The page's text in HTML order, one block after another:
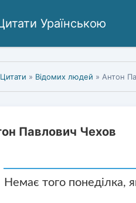
Ураїнською
Цитати » Відомих людей » Антон
Павлович Чехов
Немає того понеділка,